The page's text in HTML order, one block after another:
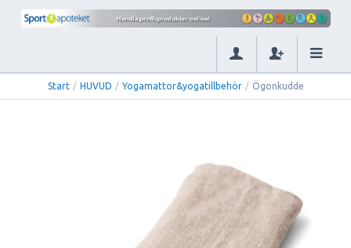
Start / HUVUD / Yogamattor&yogatillbehör / Ögonkudde